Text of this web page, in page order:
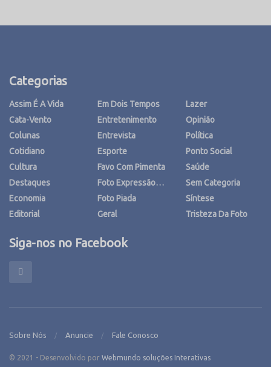
Categorias
Assim É A Vida
Cata-Vento
Colunas
Cotidiano
Cultura
Destaques
Economia
Editorial
Em Dois Tempos
Entretenimento
Entrevista
Esporte
Favo Com Pimenta
Foto Expressão…
Foto Piada
Geral
Lazer
Opinião
Política
Ponto Social
Saúde
Sem Categoria
Síntese
Tristeza Da Foto
Siga-nos no Facebook
Sobre Nós Anuncie Fale Conosco
© 2021 - Desenvolvido por Webmundo soluções Interativas